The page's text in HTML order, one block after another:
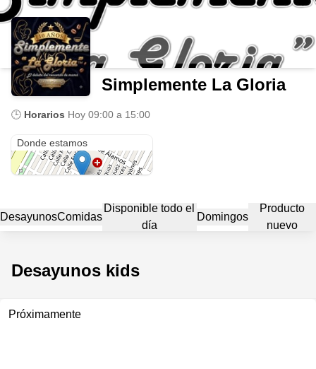
Simplemente La Gloria
🕒 Horarios Hoy 09:00 a 15:00
Donde estamos
DesayunosComidas
Disponible todo el
día
Domingos
Producto
nuevo
Desayunos kids
Próximamente